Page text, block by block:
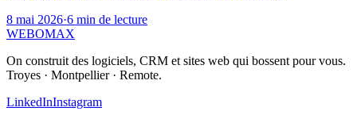
8 mai 2026·6 min de lecture
WEBOMAX
On construit des logiciels, CRM et sites web qui bossent pour vous.
Troyes · Montpellier · Remote.
LinkedInInstagram